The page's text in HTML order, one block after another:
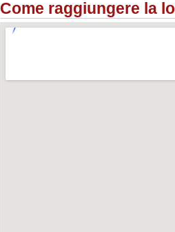
Come raggiungere la